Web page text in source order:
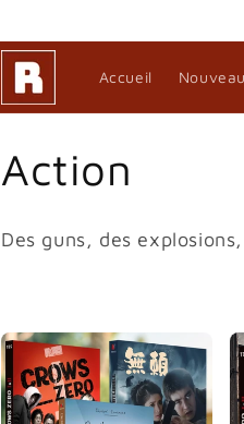
Accueil
C
o
l
e
Action
Des guns, des